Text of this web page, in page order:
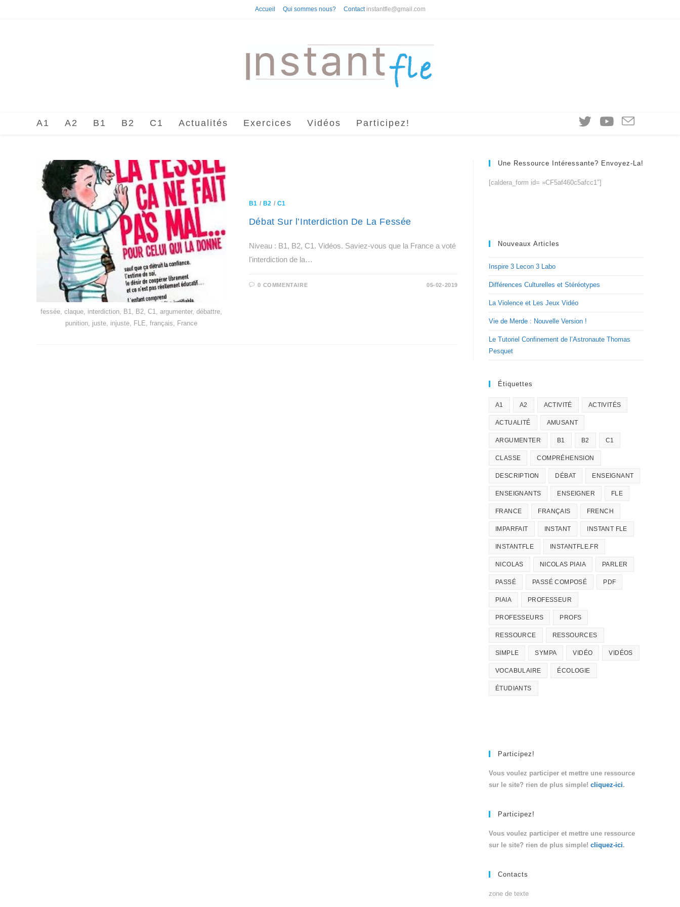
Accueil Qui sommes nous? Contact instantfle@gmail.com
A1 A2 B1 B2 C1 Actualités Exercices Vidéos Participez!
fessée, claque, interdiction, B1, B2, C1, argumenter, débattre,
punition, juste, injuste, FLE, français, France
B1 / B2 / C1
Débat Sur l’Interdiction De La Fessée
Niveau : B1, B2, C1. Vidéos. Saviez-vous que la France a voté
l'interdiction de la…
0 COMMENTAIRE 05-02-2019
Une Ressource Intéressante? Envoyez-La!
[caldera_form id= »CF5af460c5afcc1″]
Nouveaux Articles
Inspire 3 Lecon 3 Labo
Différences Culturelles et Stéréotypes
La Violence et Les Jeux Vidéo
Vie de Merde : Nouvelle Version !
Le Tutoriel Confinement de l’Astronaute Thomas
Pesquet
Étiquettes
A1 A2 ACTIVITÉ ACTIVITÉS
ACTUALITÉ AMUSANT
ARGUMENTER B1 B2 C1
CLASSE COMPRÉHENSION
DESCRIPTION DÉBAT ENSEIGNANT
ENSEIGNANTS ENSEIGNER FLE
FRANCE FRANÇAIS FRENCH
IMPARFAIT INSTANT INSTANT FLE
INSTANTFLE INSTANTFLE.FR
NICOLAS NICOLAS PIAIA PARLER
PASSÉ PASSÉ COMPOSÉ PDF
PIAIA PROFESSEUR
PROFESSEURS PROFS
RESSOURCE RESSOURCES
SIMPLE SYMPA VIDÉO VIDÉOS
VOCABULAIRE ÉCOLOGIE
ÉTUDIANTS
Participez!
Vous voulez participer et mettre une ressource
sur le site? rien de plus simple! cliquez-ici.
Participez!
Vous voulez participer et mettre une ressource
sur le site? rien de plus simple! cliquez-ici.
Contacts
zone de texte